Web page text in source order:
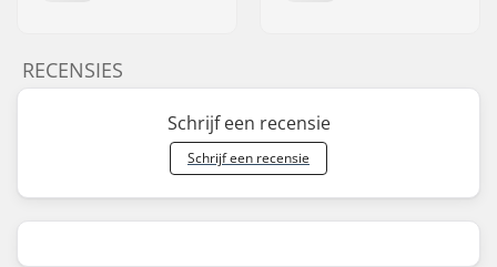
RECENSIES
Schrijf een recensie
Schrijf een recensie